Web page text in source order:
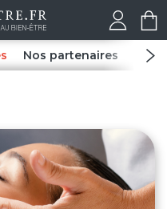
Nos partenaires Spas